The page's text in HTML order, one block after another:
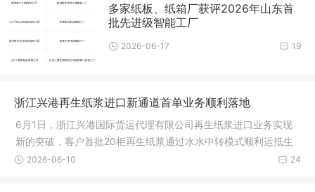
多家纸板、纸箱厂获评2026年山东首
批先进级智能工厂
19
2026-06-17
浙江兴港再生纸浆进口新通道首单业务顺利落地
6月1日，浙江兴港国际货运代理有限公司再生纸浆进口业务实现
新的突破，客户首批20柜再生纸浆通过水水中转模式顺利运抵生
产工厂，
24
2026-06-10